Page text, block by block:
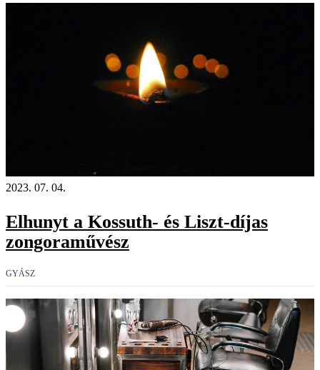
2023. 07. 04.
Elhunyt a Kossuth- és Liszt-díjas
zongoraművész
GYÁSZ